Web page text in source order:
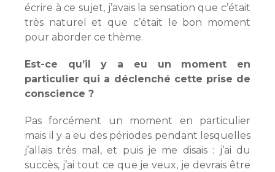
écrire à ce sujet, j’avais la sensation que c’était
très naturel et que c’était le bon moment
pour aborder ce thème.
Est-ce qu’il y a eu un moment en
particulier qui a déclenché cette prise de
conscience ?
Pas forcément un moment en particulier
mais il y a eu des périodes pendant lesquelles
j’allais très mal, et puis je me disais : j’ai du
succès, j’ai tout ce que je veux, je devrais être